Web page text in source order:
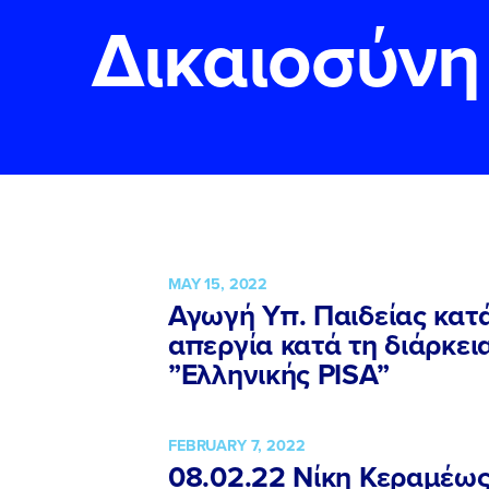
Δικαιοσύνη
MAY 15, 2022
Αγωγή Υπ. Παιδείας
απεργία κατά τη
”Ελληνικής PISA”
FEBRUARY 7, 2022
08.02.22 Νίκη
ΕΠΙΘΕΤΟ*
Αποδέχομαι
δικτυακού
ΕΠΙΘΕΤΟ*
Αποδέχομαι
δικτυακού